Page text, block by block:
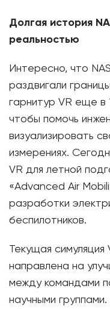
Долгая история
реальностью
Интересно, что
раздвигали
гарнитур VR еще в
чтобы помочь
визуализировать
измерениях.
VR для летной
«Advanced Air
разработки
беспилотников.
Текущая
направлена ​​на
между командами
научными